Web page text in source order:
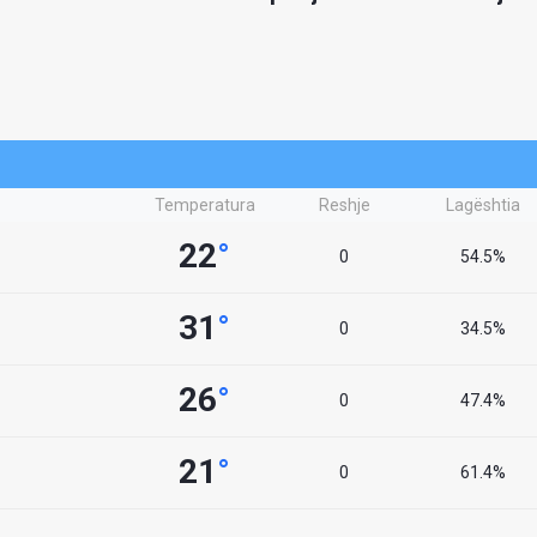
Temperatura Reshje Lagështia
22° 0 54.5%
31 ° 0 34.5%
26° 0 47.4%
21 ° 0 61.4%